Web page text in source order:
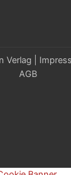
Verlag |
AGB